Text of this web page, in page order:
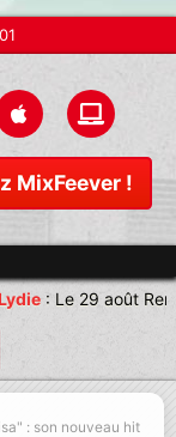
MixFeever !
: Le 29 août
: son nouveau hit